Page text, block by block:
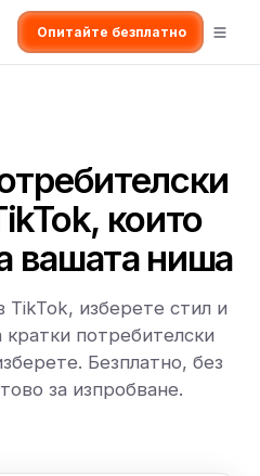
Опитайте безплатно
които
вашата ниша
изберете стил и
кратки потребителски
Безплатно, без
за изпробване.